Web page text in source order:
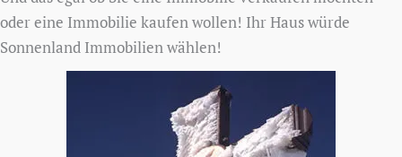
oder eine Immobilie kaufen wollen! Ihr Haus würde
Sonnenland Immobilien wählen!